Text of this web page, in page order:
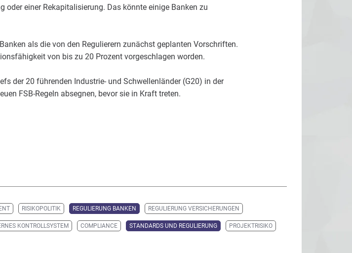
einer Rekapitalisierung. Das könnte einige Banken zu
als die von den Regulierern zunächst geplanten Vorschriften.
von bis zu 20 Prozent vorgeschlagen worden.
der 20 führenden Industrie- und Schwellenländer (G20) in der
FSB-Regeln absegnen, bevor sie in Kraft treten.
RISIKOPOLITIK REGULIERUNG BANKEN REGULIERUNG VERSICHERUNGEN
KONTROLLSYSTEM COMPLIANCE STANDARDS UND REGULIERUNG PROJEKTRISIKO